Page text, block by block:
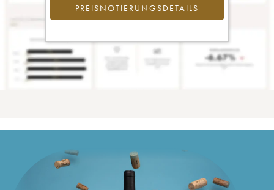
PREISNOTIERUNGSDETAILS